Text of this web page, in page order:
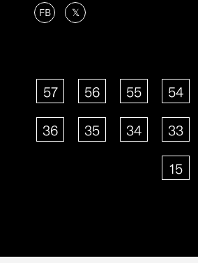
FB 𝕏
57 56 55 54
36 35 34 33
15